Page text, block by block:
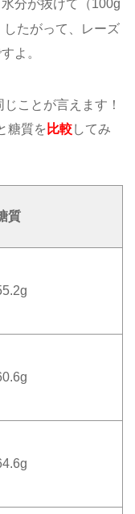
分が抜けて（100g
たがって、レーズ
よ。
ことが言えます！
糖質を 比較してみ
質